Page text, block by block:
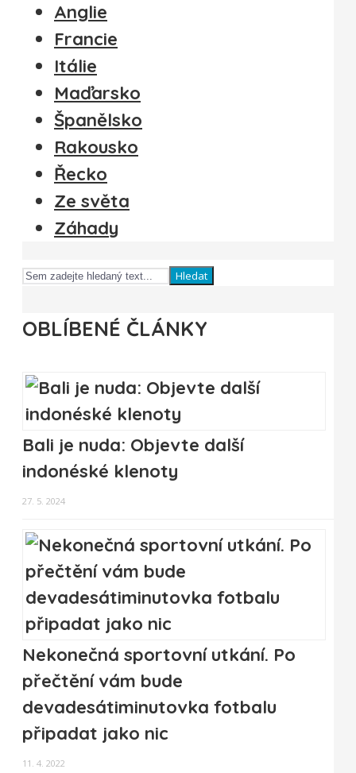
Anglie
Francie
Itálie
Maďarsko
Španělsko
Rakousko
Řecko
Ze světa
Záhady
Hledat
OBLÍBENÉ ČLÁNKY
Bali je nuda: Objevte další
indonéské klenoty
27. 5. 2024
Nekonečná sportovní utkání. Po
přečtění vám bude
devadesátiminutovka fotbalu
připadat jako nic
11. 4. 2022